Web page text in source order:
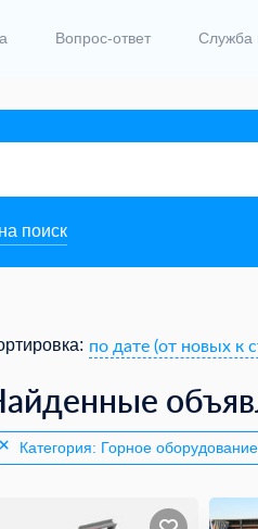
Вопрос-ответ Служба
поиск
по дате (от новых к
Категория: Горное оборудование